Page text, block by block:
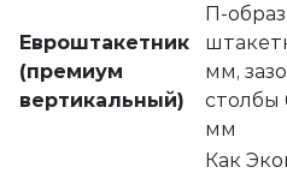
Евроштакетник
(премиум
вертикальный)
мм,
столбы
мм
Как